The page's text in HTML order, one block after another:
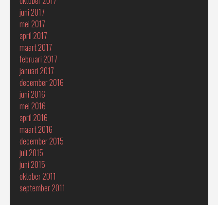
juni 2017
mei 2017
april 2017
maart 2017
februari 2017
januari 2017
december 2016
juni 2016
mei 2016
april 2016
maart 2016
december 2015
juli 2015
juni 2015
oktober 2011
september 2011